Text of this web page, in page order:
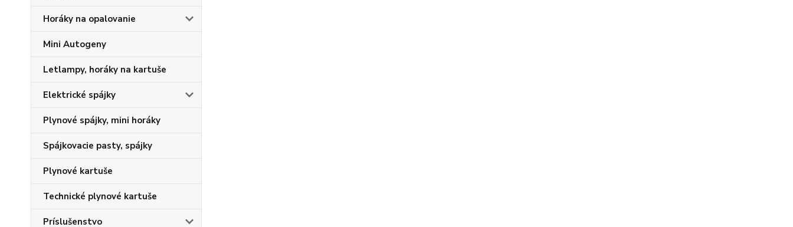
Horáky na opalovanie
Mini Autogeny
Letlampy, horáky na kartuše
Elektrické spájky
Plynové spájky, mini horáky
Spájkovacie pasty, spájky
Plynové kartuše
Technické plynové kartuše
Príslušenstvo